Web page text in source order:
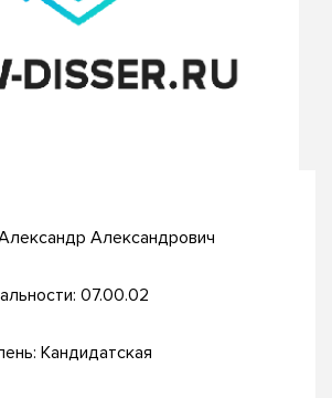
Александрович
07.00.02
Кандидатская